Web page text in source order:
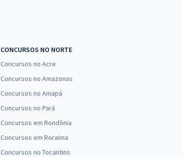
CONCURSOS NO NORTE
Concursos no Acre
Concursos no Amazonas
Concursos no Amapá
Concursos no Pará
Concursos em Rondônia
Concursos em Roraima
Concursos no Tocantins